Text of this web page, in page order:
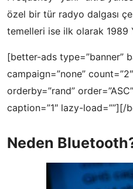
özel bir tür radyo dalgası
temelleri ise ilk olarak 1989
[better-ads type=”banner”
campaign=”none”
orderby=”rand”
caption=”1″ lazy-load=””][/
Neden